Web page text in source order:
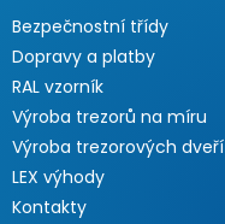
Bezpečnostní třídy
Dopravy a platby
RAL vzorník
Výroba trezorů na míru
Výroba trezorových dveří
LEX výhody
Kontakty